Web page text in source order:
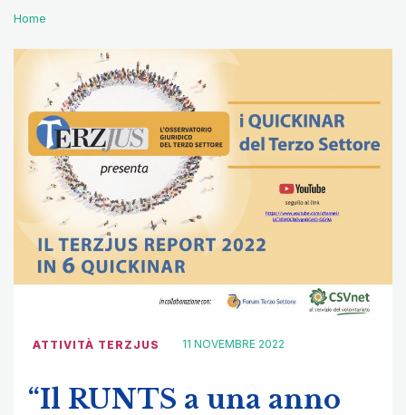
Home
ATTIVITÀ TERZJUS 11 NOVEMBRE 2022
“Il RUNTS a una anno